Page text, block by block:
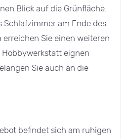
Blick auf die Grünfläche.
am Ende des
erreichen Sie einen weiteren
eignen
Sie auch an die
befindet sich am ruhigen